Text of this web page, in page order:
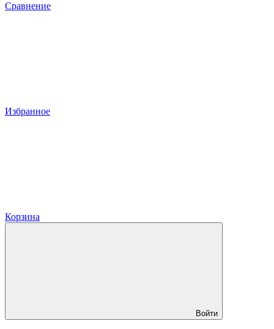
Сравнение
Избранное
Корзина
Войти